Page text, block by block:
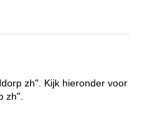
zh". Kijk hieronder voor
zh".